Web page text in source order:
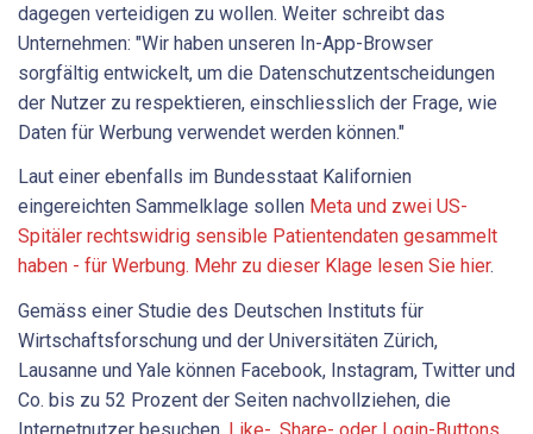
dagegen verteidigen zu wollen. Weiter schreibt das
Unternehmen: "Wir haben unseren In-App-Browser
sorgfältig entwickelt, um die Datenschutzentscheidungen
der Nutzer zu respektieren, einschliesslich der Frage, wie
Daten für Werbung verwendet werden können."
Laut einer ebenfalls im Bundesstaat Kalifornien
eingereichten Sammelklage sollen Meta und zwei US-
Spitäler rechtswidrig sensible Patientendaten gesammelt
haben - für Werbung. Mehr zu dieser Klage lesen Sie hier.
Gemäss einer Studie des Deutschen Instituts für
Wirtschaftsforschung und der Universitäten Zürich,
Lausanne und Yale können Facebook, Instagram, Twitter und
Co. bis zu 52 Prozent der Seiten nachvollziehen, die
Internetnutzer besuchen. Like-, Share- oder Login-Buttons